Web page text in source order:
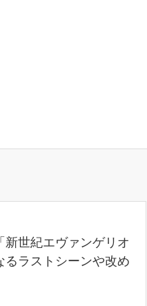
世紀エヴァンゲリオ
るラストシーンや改め